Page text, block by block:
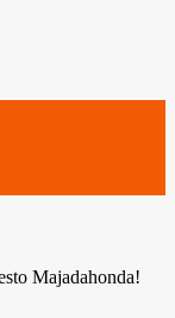
Majadahonda!